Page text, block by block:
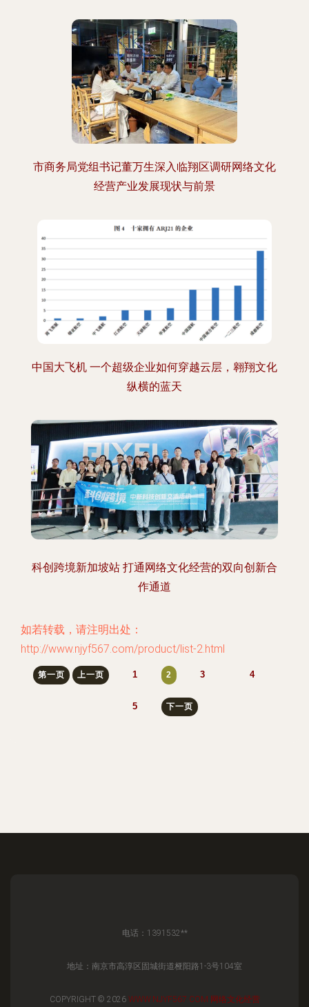
市商务局党组书记董万生深入临翔区调研网络文化
经营产业发展现状与前景
中国大飞机 一个超级企业如何穿越云层，翱翔文化
纵横的蓝天
科创跨境新加坡站 打通网络文化经营的双向创新合
作通道
如若转载，请注明出处：
http://www.njyf567.com/product/list-2.html
第一页 上一页 1 2 3 4
5 下一页
电话：1391532**
地址：南京市高淳区固城街道桠阳路1-3号104室
COPYRIGHT © 2026 WWW.NJYF567.COM 网络文化经营